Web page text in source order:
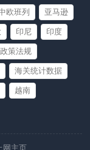
欧班列 亚马逊
印尼 印度
政策法规
海关统计数据
越南
网主页